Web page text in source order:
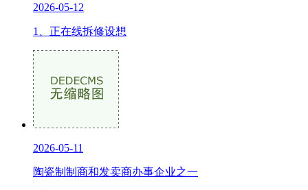
2026-05-12
1、正在线拆修设想
2026-05-11
陶瓷制制商和发卖商办事企业之一